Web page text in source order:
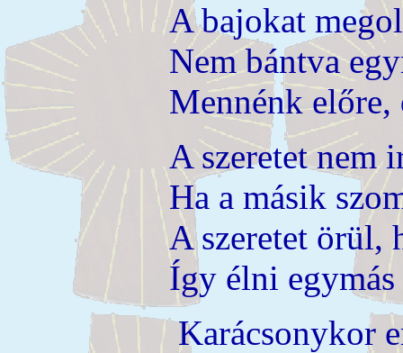
A bajokat
Nem bántva
Mennénk előre,
A szeretet nem
Ha a másik
A szeretet örül,
Így élni
Karácsonykor